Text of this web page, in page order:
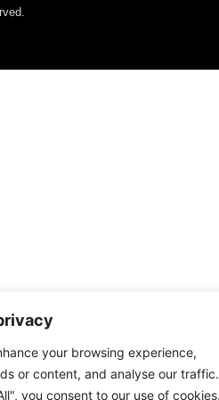
your browsing experience,
or content, and analyse our traffic.
you consent to our use of cookies.